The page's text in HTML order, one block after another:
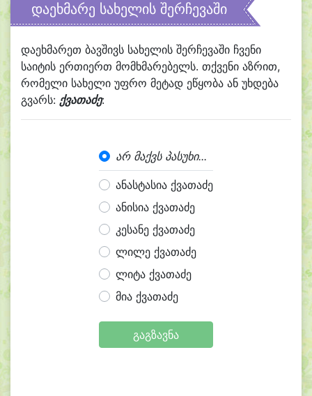
დაეხმარე სახელის შერჩევაში
დაეხმარეთ ბავშივს სახელის შერჩევაში ჩვენი
საიტის ერთიერთ მომხმარებელს. თქვენი აზრით,
რომელი სახელი უფრო მეტად ეწყობა ან უხდება
გვარს: ქვათაძე:
არ მაქვს პასუხი...
ანასტასია ქვათაძე
ანისია ქვათაძე
კესანე ქვათაძე
ლილე ქვათაძე
ლიტა ქვათაძე
მია ქვათაძე
გაგზავნა